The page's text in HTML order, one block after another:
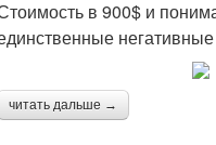
в 900$ и
читать дальше →